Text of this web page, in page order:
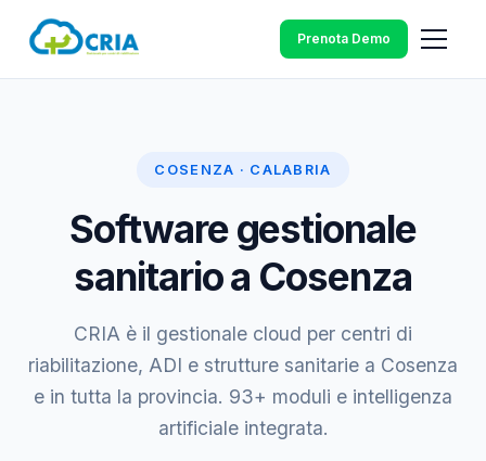
Prenota Demo
COSENZA · CALABRIA
Software gestionale
sanitario a Cosenza
CRIA è il gestionale cloud per centri di
riabilitazione, ADI e strutture sanitarie a Cosenza
e in tutta la provincia. 93+ moduli e intelligenza
artificiale integrata.